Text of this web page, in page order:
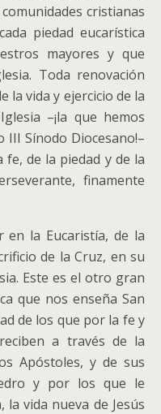
cristianas
piedad eucarística
mayores y que
Toda renovación
la vida y ejercicio de la
–¡la que hemos
Sínodo Diocesano!–
de la piedad y de la
finamente
en la Eucaristía, de la
de la Cruz, en su
Este es el otro gran
que nos enseña San
de los que por la fe y
a través de la
Apóstoles, y de sus
y por los que le
la vida nueva de Jesús